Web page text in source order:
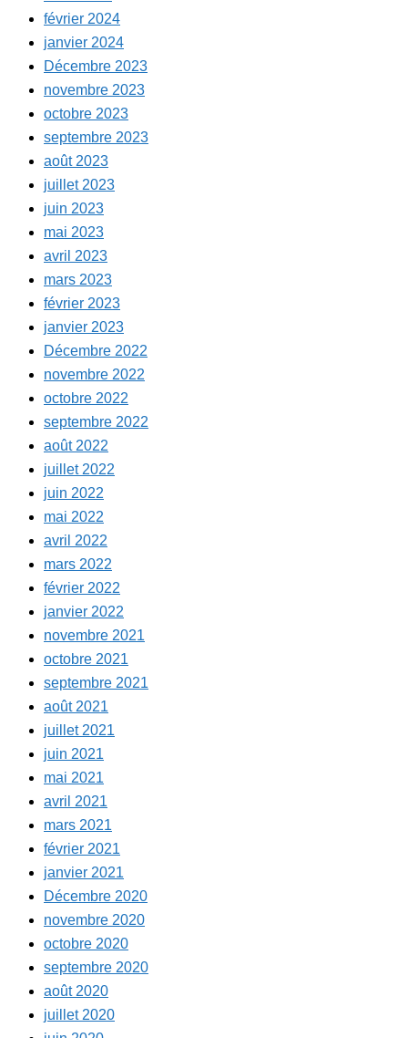
février 2024
janvier 2024
Décembre 2023
novembre 2023
octobre 2023
septembre 2023
août 2023
juillet 2023
juin 2023
mai 2023
avril 2023
mars 2023
février 2023
janvier 2023
Décembre 2022
novembre 2022
octobre 2022
septembre 2022
août 2022
juillet 2022
juin 2022
mai 2022
avril 2022
mars 2022
février 2022
janvier 2022
novembre 2021
octobre 2021
septembre 2021
août 2021
juillet 2021
juin 2021
mai 2021
avril 2021
mars 2021
février 2021
janvier 2021
Décembre 2020
novembre 2020
octobre 2020
septembre 2020
août 2020
juillet 2020